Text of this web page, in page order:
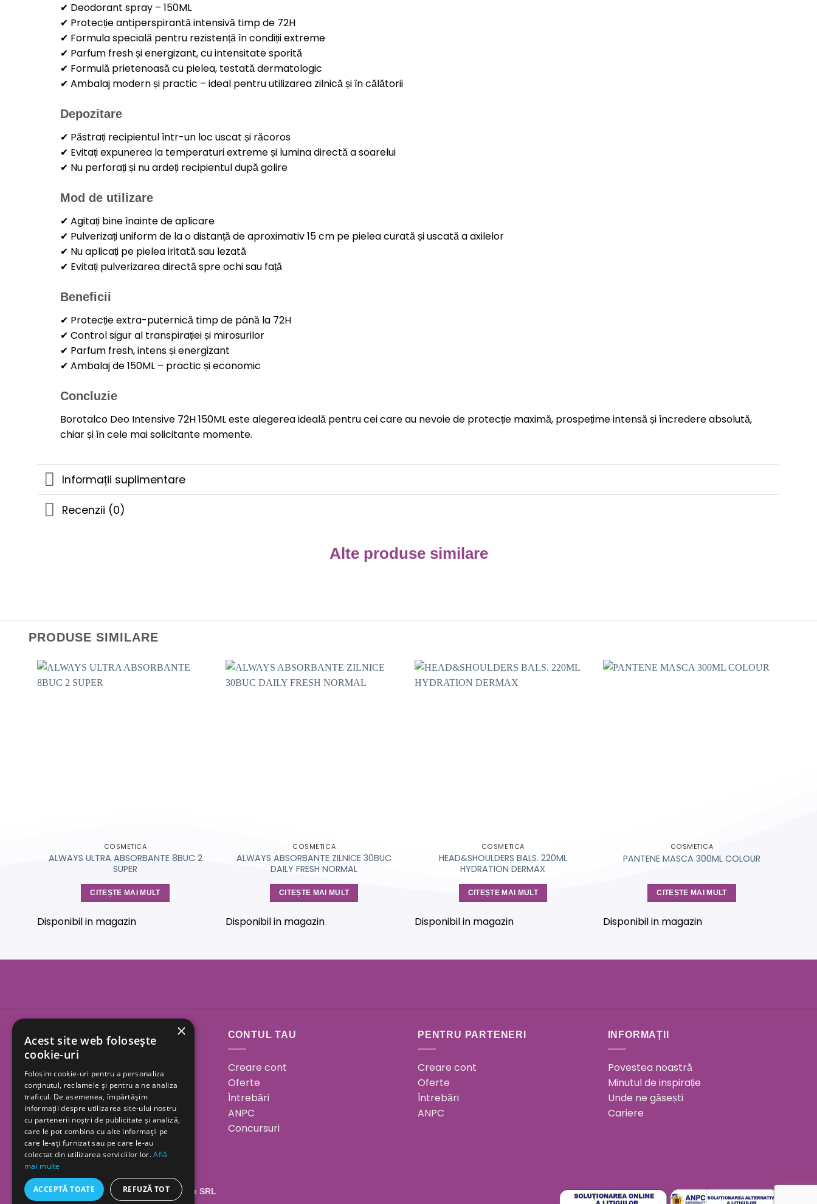
✔ Deodorant spray – 150ML
✔ Protecție antiperspirantă intensivă timp de 72H
✔ Formula specială pentru rezistență în condiții extreme
✔ Parfum fresh și energizant, cu intensitate sporită
✔ Formulă prietenoasă cu pielea, testată dermatologic
✔ Ambalaj modern și practic – ideal pentru utilizarea zilnică și în călătorii
Depozitare
✔ Păstrați recipientul într-un loc uscat și răcoros
✔ Evitați expunerea la temperaturi extreme și lumina directă a soarelui
✔ Nu perforați și nu ardeți recipientul după golire
Mod de utilizare
✔ Agitați bine înainte de aplicare
✔ Pulverizați uniform de la o distanță de aproximativ 15 cm pe pielea curată și uscată a axilelor
✔ Nu aplicați pe pielea iritată sau lezată
✔ Evitați pulverizarea directă spre ochi sau față
Beneficii
✔ Protecție extra-puternică timp de până la 72H
✔ Control sigur al transpirației și mirosurilor
✔ Parfum fresh, intens și energizant
✔ Ambalaj de 150ML – practic și economic
Concluzie
Borotalco Deo Intensive 72H 150ML este alegerea ideală pentru cei care au nevoie de protecție maximă, prospețime intensă și încredere absolută,
chiar și în cele mai solicitante momente.
Informații suplimentare
Recenzii (0)
Alte produse similare
PRODUSE SIMILARE
COSMETICA
ALWAYS ULTRA ABSORBANTE 8BUC 2
SUPER
CITEȘTE MAI MULT
Disponibil in magazin
COSMETICA
ALWAYS ABSORBANTE ZILNICE 30BUC
DAILY FRESH NORMAL
CITEȘTE MAI MULT
Disponibil in magazin
COSMETICA
HEAD&SHOULDERS BALS. 220ML
HYDRATION DERMAX
CITEȘTE MAI MULT
Disponibil in magazin
COSMETICA
PANTENE MASCA 300ML COLOUR
CITEȘTE MAI MULT
Disponibil in magazin
Sos. Bucuresti - Urziceni
23A, Afumati, Ilfov
Program:
Luni - Vineri 08.00 - 18.00
Sâmbătă 08.00 - 15.00
Duminica închis
0730 094 173
CONTUL TAU
Creare cont
Oferte
Întrebări
ANPC
Concursuri
PENTRU PARTENERI
Creare cont
Oferte
Întrebări
ANPC
INFORMAȚII
Povestea noastră
Minutul de inspirație
Unde ne găsești
Cariere
Copyright 2026 © Geolaila Comimpex SRL
×
Acest site web folosește
cookie-uri
Folosim cookie-uri pentru a personaliza
conținutul, reclamele și pentru a ne analiza
traficul. De asemenea, împărtășim
informații despre utilizarea site-ului nostru
cu partenerii noștri de publicitate și analiză,
care le pot combina cu alte informații pe
care le-ați furnizat sau pe care le-au
colectat din utilizarea serviciilor lor.Află
mai multe
ACCEPTĂ TOATE REFUZĂ TOT